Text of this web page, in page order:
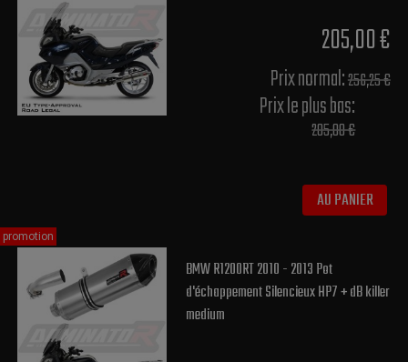
205,00 €
Prix normal​:256,25 €
Prix le plus bas:
205,00 €
AU PANIER
BMW R1200RT 2010 - 2013 Pot
d'échappement Silencieux HP7 + dB killer
medium
promotion